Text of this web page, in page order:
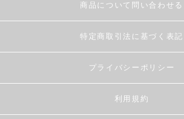
商品について問い合わせる
特定商取引法に基づく表記
プライバシーポリシー
利用規約